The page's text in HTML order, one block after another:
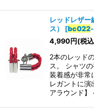
レッドレザー
ス）
[bc022
4,990円(税
2本のレッド
ス。 シャツ
装着感が非常
レガントに演
アラウンド】